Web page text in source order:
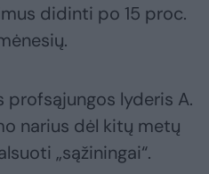
didinti po 15 proc.
profsąjungos lyderis A.
narius dėl kitų metų
„sąžiningai“.